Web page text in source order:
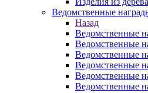
Ведомственные
Назад
Ведомственные
Ведомственные
Ведомственные
Ведомственные
Ведомственные
Ведомственные